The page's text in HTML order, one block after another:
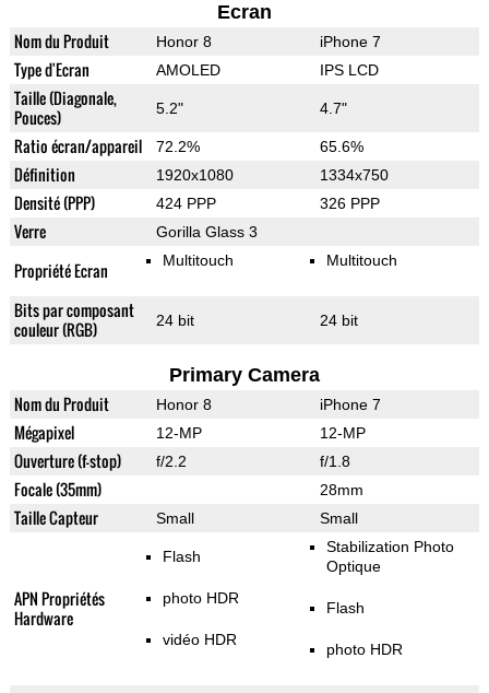
Ecran
Nom du Produit Honor 8 iPhone 7
Type d'Ecran AMOLED IPS LCD
Taille (Diagonale,
Pouces)
5.2" 4.7"
Ratio écran/appareil 72.2% 65.6%
Définition 1920x1080 1334x750
Densité (PPP) 424 PPP 326 PPP
Verre Gorilla Glass 3
Propriété Ecran Multitouch Multitouch
Bits par composant
couleur (RGB)
24 bit 24 bit
Primary Camera
Nom du Produit Honor 8 iPhone 7
Mégapixel 12-MP 12-MP
Ouverture (f-stop) f/2.2 f/1.8
Focale (35mm) 28mm
Taille Capteur Small Small
APN Propriétés
Hardware
Flash
photo HDR
vidéo HDR
Stabilization Photo
Optique
Flash
photo HDR